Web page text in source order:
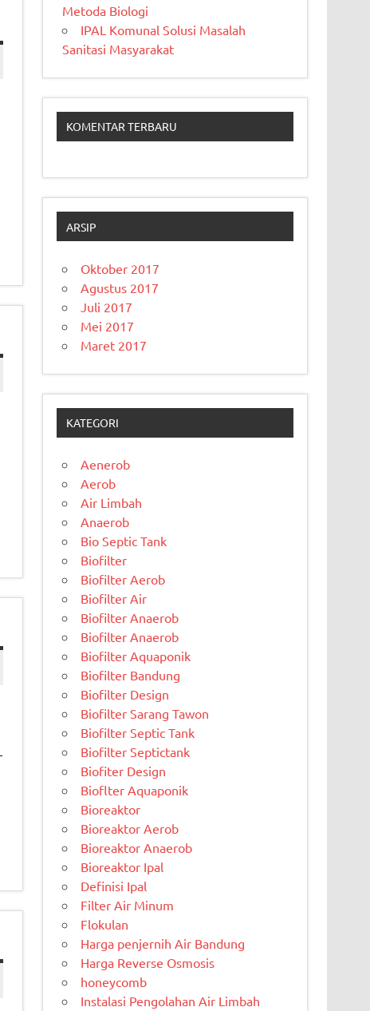
Metoda Biologi
IPAL Komunal Solusi Masalah
Sanitasi Masyarakat
KOMENTAR TERBARU
ARSIP
Oktober 2017
Agustus 2017
Juli 2017
Mei 2017
Maret 2017
KATEGORI
Aenerob
Aerob
Air Limbah
Anaerob
Bio Septic Tank
Biofilter
Biofilter Aerob
Biofilter Air
Biofilter Anaerob
Biofilter Anaerob
Biofilter Aquaponik
Biofilter Bandung
Biofilter Design
Biofilter Sarang Tawon
Biofilter Septic Tank
Biofilter Septictank
Biofiter Design
Bioflter Aquaponik
Bioreaktor
Bioreaktor Aerob
Bioreaktor Anaerob
Bioreaktor Ipal
Definisi Ipal
Filter Air Minum
Flokulan
Harga penjernih Air Bandung
Harga Reverse Osmosis
honeycomb
Instalasi Pengolahan Air Limbah